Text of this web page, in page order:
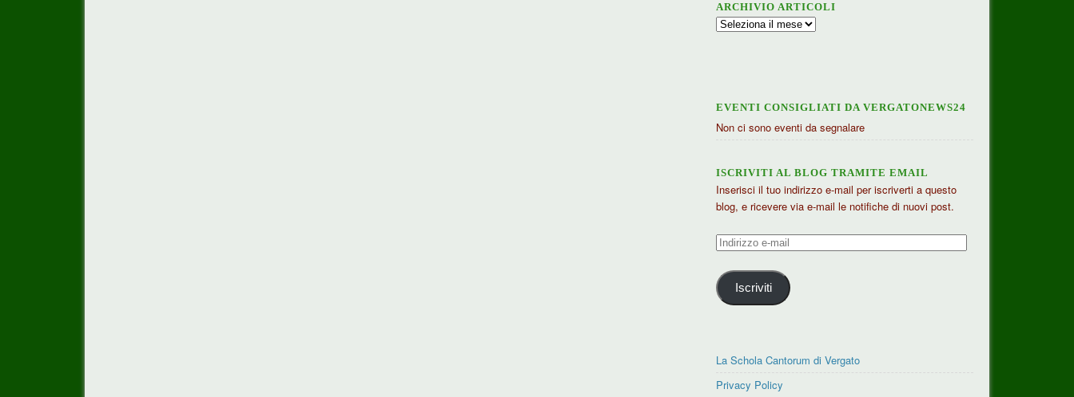
ARCHIVIO ARTICOLI
Archivio
EVENTI CONSIGLIATI DA VERGATONEWS24
Non ci sono eventi da segnalare
ISCRIVITI AL BLOG TRAMITE EMAIL
Inserisci il tuo indirizzo e-mail per iscriverti a questo
blog, e ricevere via e-mail le notifiche di nuovi post.
Indirizzo
mail
Iscriviti
La Schola Cantorum di Vergato
Privacy Policy